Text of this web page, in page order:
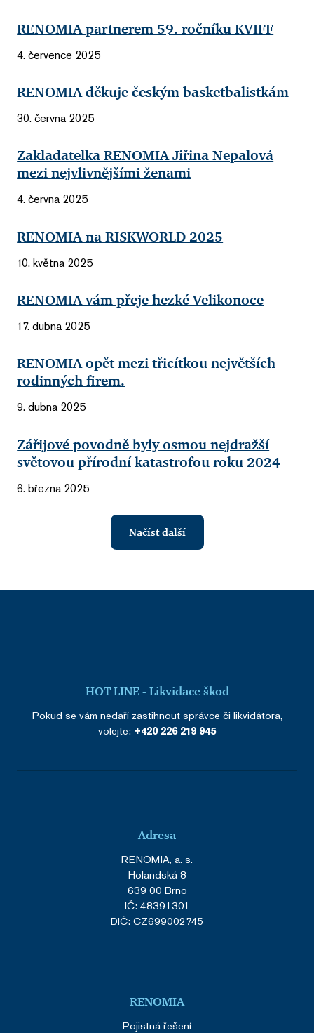
RENOMIA partnerem 59. ročníku KVIFF
4. července 2025
RENOMIA děkuje českým basketbalistkám
30. června 2025
Zakladatelka RENOMIA Jiřina Nepalová
mezi nejvlivnějšími ženami
4. června 2025
RENOMIA na RISKWORLD 2025
10. května 2025
RENOMIA vám přeje hezké Velikonoce
17. dubna 2025
RENOMIA opět mezi třicítkou největších
rodinných firem.
9. dubna 2025
Zářijové povodně byly osmou nejdražší
světovou přírodní katastrofou roku 2024
6. března 2025
Načíst další
HOT LINE - Likvidace škod
Pokud se vám nedaří zastihnout správce či likvidátora,
volejte: +420 226 219 945
Adresa
RENOMIA, a. s.
Holandská 8
639 00 Brno
IČ: 48391301
DIČ: CZ699002745
RENOMIA
Pojistná řešení